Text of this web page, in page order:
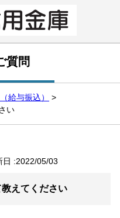
質問
給与振込）
>
い
日 :2022/05/03
えてください